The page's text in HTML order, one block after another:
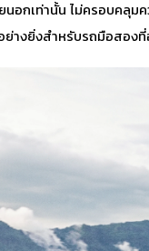
กเท่านั้น ไม่ครอบคลุ
างยิ่งสำหรับรถมือสอง